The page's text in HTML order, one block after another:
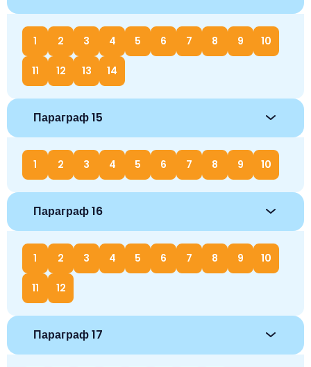
1 2 3 4 5 6 7 8 9 10
11 12 13 14
Параграф 15
1 2 3 4 5 6 7 8 9 10
Параграф 16
1 2 3 4 5 6 7 8 9 10
11 12
Параграф 17